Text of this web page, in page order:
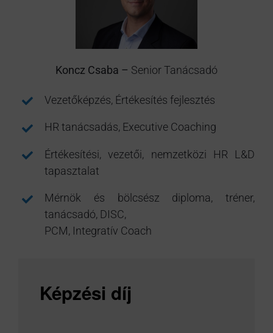
Koncz Csaba – Senior Tanácsadó
Vezetőképzés, Értékesítés fejlesztés
HR tanácsadás, Executive Coaching
Értékesítési, vezetői, nemzetközi HR L&D
tapasztalat
Mérnök és bölcsész diploma, tréner,
tanácsadó, DISC,
PCM, Integratív Coach
Képzési díj